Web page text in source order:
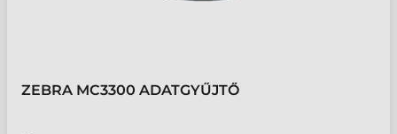
ZEBRA MC3300 ADATGYŰJTŐ